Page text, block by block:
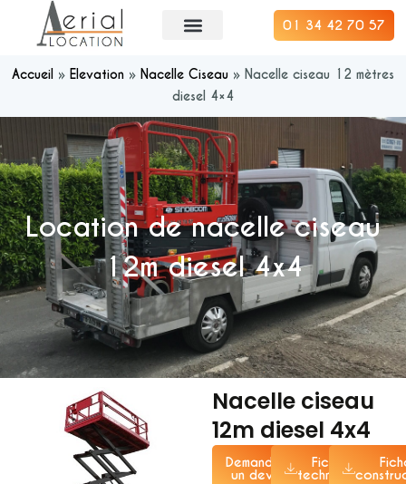
01 34 42 70 57
Accueil » Elevation » Nacelle Ciseau » Nacelle ciseau 12 mètres
diesel 4×4
Location de nacelle ciseau
12m diesel 4x4
Nacelle ciseau
12m diesel 4x4
Demander
un devis
Fiche
technique